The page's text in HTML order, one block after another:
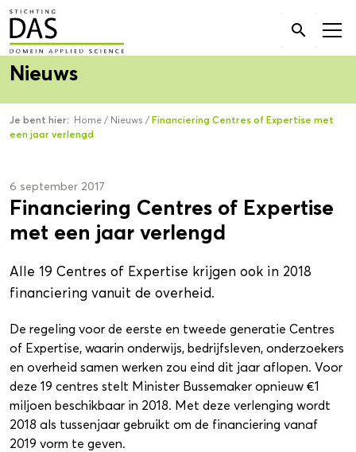
Zoek
naar:

Nieuws
Je bent hier: Home / Nieuws / Financiering Centres of Expertise met
een jaar verlengd
6 september 2017
Financiering Centres of Expertise
met een jaar verlengd
Alle 19 Centres of Expertise krijgen ook in 2018
financiering vanuit de overheid.
De regeling voor de eerste en tweede generatie Centres
of Expertise, waarin onderwijs, bedrijfsleven, onderzoekers
en overheid samen werken zou eind dit jaar aflopen. Voor
deze 19 centres stelt Minister Bussemaker opnieuw €1
miljoen beschikbaar in 2018. Met deze verlenging wordt
2018 als tussenjaar gebruikt om de financiering vanaf
2019 vorm te geven.